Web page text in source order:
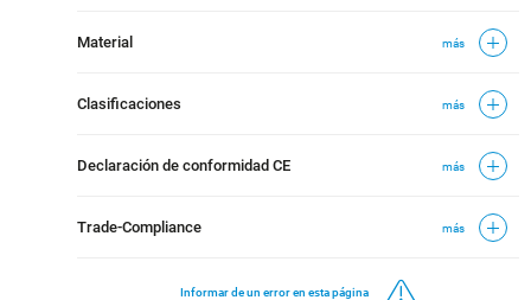
Material más
Clasificaciones más
Declaración de conformidad CE más
Trade-Compliance más
Informar de un error en esta página